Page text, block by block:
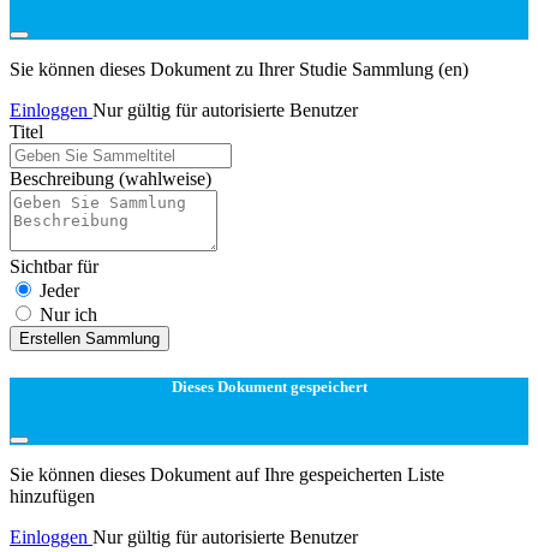
Sie können dieses Dokument zu Ihrer Studie Sammlung (en)
Einloggen Nur gültig für autorisierte Benutzer
Titel
Beschreibung (wahlweise)
Sichtbar für
Jeder
Nur ich
Erstellen Sammlung
Dieses Dokument gespeichert
Sie können dieses Dokument auf Ihre gespeicherten Liste
hinzufügen
Einloggen Nur gültig für autorisierte Benutzer